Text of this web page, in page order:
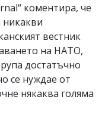
коментира, че
вестник
на НАТО,
достатъчно
се нуждае от
някаква голяма